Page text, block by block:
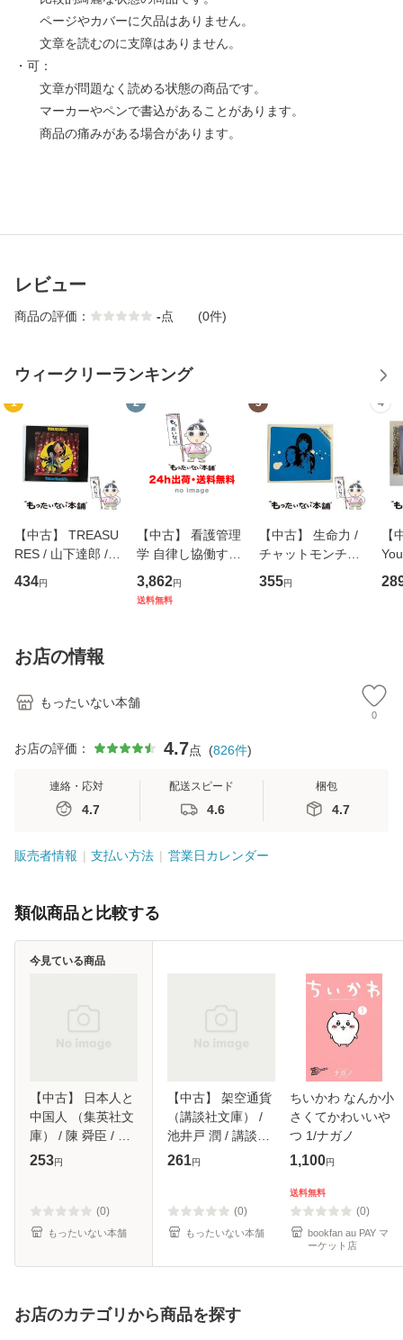
ページやカバーに欠品はありません。
文章を読むのに支障はありません。
・可：
文章が問題なく読める状態の商品です。
マーカーやペンで書込があることがあります。
商品の痛みがある場合があります。
レビュー
商品の評価： -点 (0件)
ウィークリーランキング
1
【中古】 TREASU
RES / 山下達郎 /
イーストウエス
ト・ジャパン [CD]
434円
2
【中古】 看護管理
学 自律し協働する
専門職の看護マネ
ジメントスキル 改
3,862円
送料無料
3
【中古】 生命力 /
チャットモンチー /
キューンレコード
[CD]【メール便送
355円
4
【
のが
お店の情報
もったいない本舗
0
お店の評価： 4.7点 (826件)
連絡・応対
4.7
配送スピード
4.6
梱包
4.7
販売者情報 支払い方法 営業日カレンダー
類似商品と比較する
【中古】 日本人と
中国人 （集英社文
庫） / 陳 舜臣 / 集
英社 [文庫]【メー
253円
(0)
もったいない本舗
今見ている商品
【中古】 架空通貨
（講談社文庫） /
池井戸 潤 / 講談社
[文庫]【メール便送
261円
(0)
もったいない本舗
ちいかわ なんか小
さくてかわいいや
つ 1/ナガノ
1,100円
送料無料
(0)
bookfan au PAY マ
ーケット店
お店のカテゴリから商品を探す